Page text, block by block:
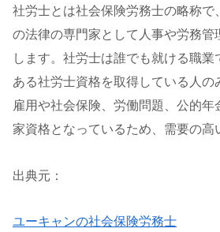
社労士とは社会保険労務士の略称で
の法律の専門家として人事や労務管
します。社労士は誰でも就ける職
ある社労士資格を取得している人の
雇用や社会保険、労働問題、公的年
家資格となっているため、需要の高
出典元：
ユーキャンの社会保険労務士